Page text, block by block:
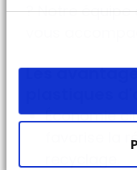
de leurs services.
? Notre
Les
plastiques
Économie
favorise la